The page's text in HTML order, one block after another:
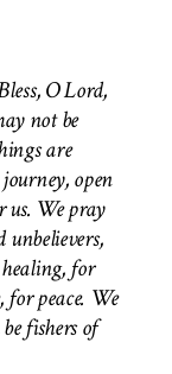
O Lord,
not be
are
open
us. We pray
for
for peace. We
fishers of